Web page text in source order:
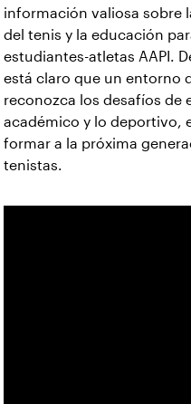
información valiosa sobre
del tenis y la educación
estudiantes-atletas AAPI.
está claro que un entorno
reconozca los desafíos de
académico y lo deportivo,
formar a la próxima
tenistas.